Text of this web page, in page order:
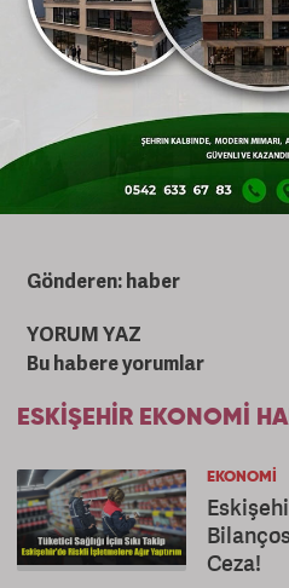
Teknik Hizmetleri,
Geliştirme
2019-2025 yılları
Elektrik Dağıtım
görevini yürüttü.
Gönderen: haber
YORUM YAZ
Bu habere yorumlar
ESKIŞEHIR EKONOMI
EKONOMI
Ceza!